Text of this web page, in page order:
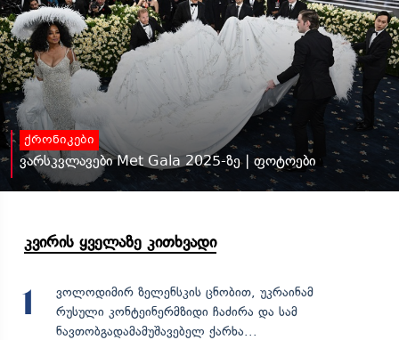
ქრონიკები
ვარსკვლავები Met Gala 2025-ზე | ფოტოები
კვირის ყველაზე კითხვადი
1
ვოლოდიმირ ზელენსკის ცნობით, უკრაინამ
რუსული კონტეინერმზიდი ჩაძირა და სამ
ნავთობგადამამუშავებელ ქარხა...